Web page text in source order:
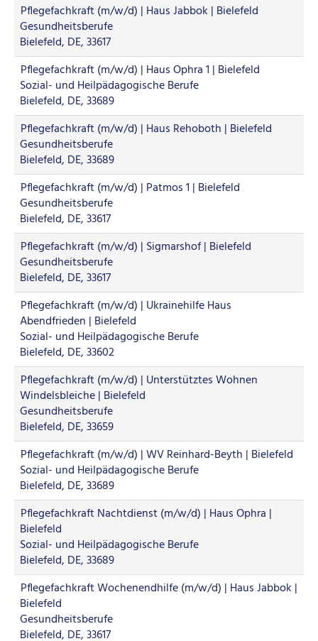
Pflegefachkraft (m/w/d) | Haus Jabbok | Bielefeld
Gesundheitsberufe
Bielefeld, DE, 33617
Pflegefachkraft (m/w/d) | Haus Ophra 1 | Bielefeld
Sozial- und Heilpädagogische Berufe
Bielefeld, DE, 33689
Pflegefachkraft (m/w/d) | Haus Rehoboth | Bielefeld
Gesundheitsberufe
Bielefeld, DE, 33689
Pflegefachkraft (m/w/d) | Patmos 1 | Bielefeld
Gesundheitsberufe
Bielefeld, DE, 33617
Pflegefachkraft (m/w/d) | Sigmarshof | Bielefeld
Gesundheitsberufe
Bielefeld, DE, 33617
Pflegefachkraft (m/w/d) | Ukrainehilfe Haus
Abendfrieden | Bielefeld
Sozial- und Heilpädagogische Berufe
Bielefeld, DE, 33602
Pflegefachkraft (m/w/d) | Unterstütztes Wohnen
Windelsbleiche | Bielefeld
Gesundheitsberufe
Bielefeld, DE, 33659
Pflegefachkraft (m/w/d) | WV Reinhard-Beyth | Bielefeld
Sozial- und Heilpädagogische Berufe
Bielefeld, DE, 33689
Pflegefachkraft Nachtdienst (m/w/d) | Haus Ophra |
Bielefeld
Sozial- und Heilpädagogische Berufe
Bielefeld, DE, 33689
Pflegefachkraft Wochenendhilfe (m/w/d) | Haus Jabbok |
Bielefeld
Gesundheitsberufe
Bielefeld, DE, 33617